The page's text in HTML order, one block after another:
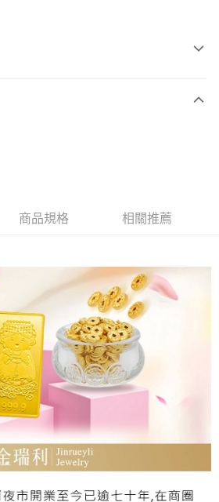
商品規格 相關推薦